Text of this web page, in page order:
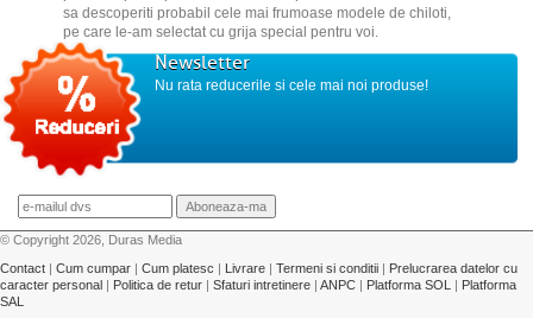
sa descoperiti probabil cele mai frumoase modele de chiloti,
pe care le-am selectat cu grija special pentru voi.
Newsletter
Nu rata reducerile si cele mai noi produse!
© Copyright 2026, Duras Media
Contact | Cum cumpar | Cum platesc | Livrare | Termeni si conditii | Prelucrarea datelor cu
caracter personal | Politica de retur | Sfaturi intretinere | ANPC | Platforma SOL | Platforma
SAL